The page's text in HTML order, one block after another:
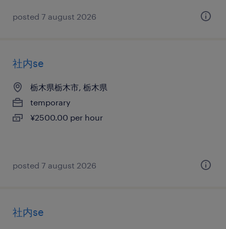
posted 7 august 2026
社内se
栃木県栃木市, 栃木県
temporary
¥2500.00 per hour
posted 7 august 2026
社内se